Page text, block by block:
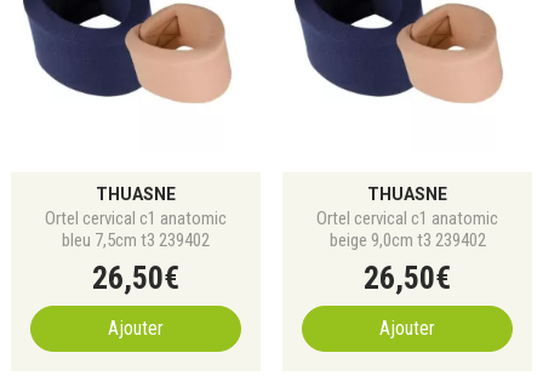
THUASNE
Ortel cervical c1 anatomic
bleu 7,5cm t3 239402
26,50€
Ajouter
THUASNE
Ortel cervical c1 anatomic
beige 9,0cm t3 239402
26,50€
Ajouter